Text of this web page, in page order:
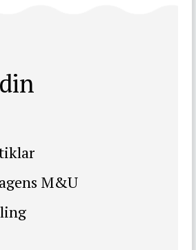
M&U